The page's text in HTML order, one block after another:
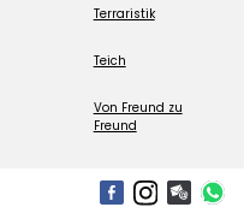
Terraristik
Teich
Von Freund zu
Freund